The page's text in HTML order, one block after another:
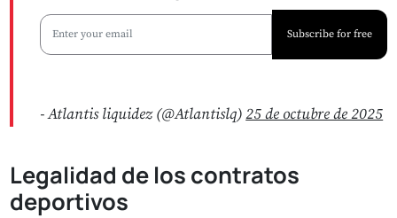
Subscribe for free
- Atlantis liquidez (@Atlantislq)25 de octubre de 2025
Legalidad de los contratos
deportivos